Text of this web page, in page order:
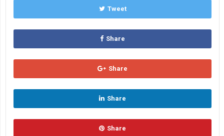
Tweet
Share
Share
Share
Share